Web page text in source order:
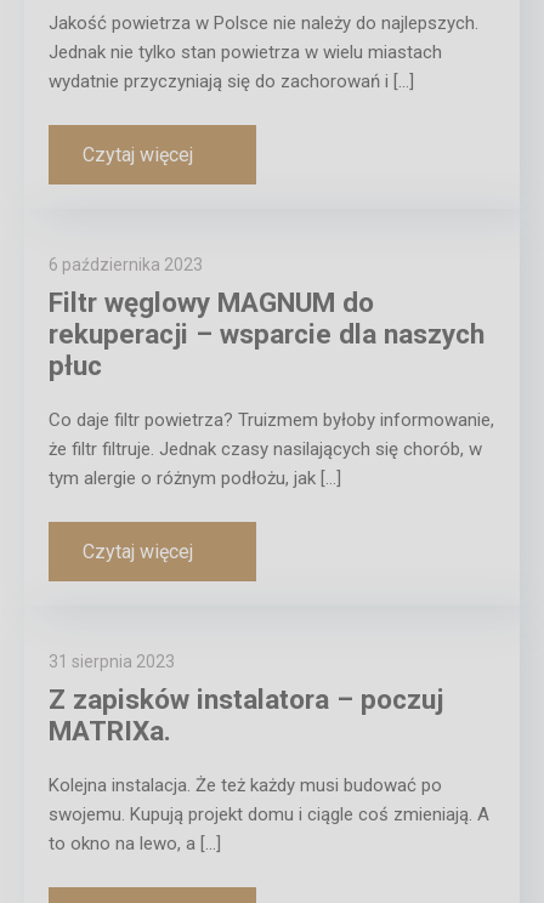
Jakość powietrza w Polsce nie należy do najlepszych.
Jednak nie tylko stan powietrza w wielu miastach
wydatnie przyczyniają się do zachorowań i […]
Czytaj więcej
6 października 2023
Filtr węglowy MAGNUM do
rekuperacji – wsparcie dla naszych
płuc
Co daje filtr powietrza? Truizmem byłoby informowanie,
że filtr filtruje. Jednak czasy nasilających się chorób, w
tym alergie o różnym podłożu, jak […]
Czytaj więcej
31 sierpnia 2023
Z zapisków instalatora – poczuj
MATRIXa.
Kolejna instalacja. Że też każdy musi budować po
swojemu. Kupują projekt domu i ciągle coś zmieniają. A
to okno na lewo, a […]